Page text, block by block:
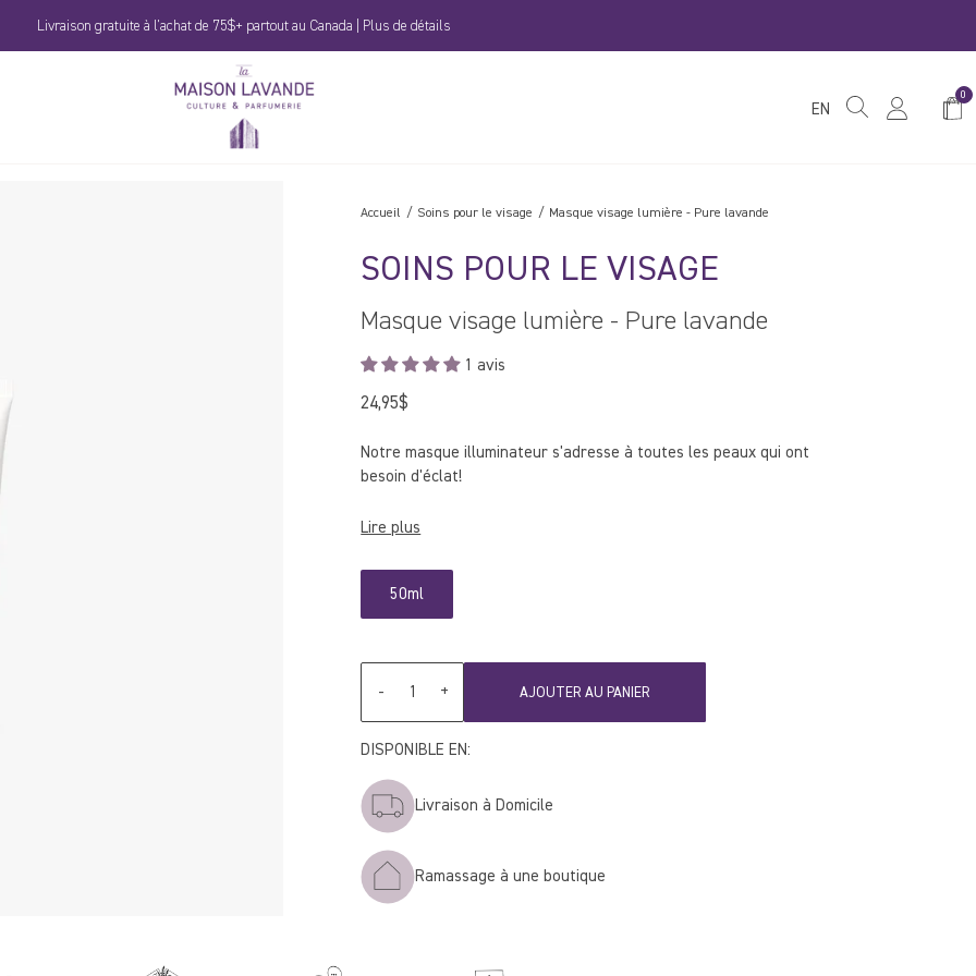
Livraison gratuite à l'achat de 75$+ partout au Canada | Plus de détails
La
Maison
Lavande
EN
0
Accueil Soins pour le visage Masque visage lumière - Pure lavande
SOINS POUR LE VISAGE
Masque visage lumière - Pure lavande
1 avis
24,95$
Notre masque illuminateur s'adresse à toutes les peaux qui ont
besoin d'éclat!
Lire plus
50ml
Quantité
-
+ AJOUTER AU PANIER
DISPONIBLE EN:
Livraison à Domicile
Ramassage à une boutique